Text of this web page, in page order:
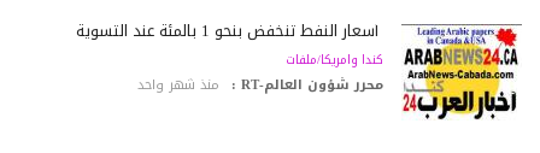
أسعار النفط تنخفض بنحو 1 بالمئة عند التسوية
كندا وامريكا/ملفات
محرر شؤون العالم-RT : منذ شهر واحد